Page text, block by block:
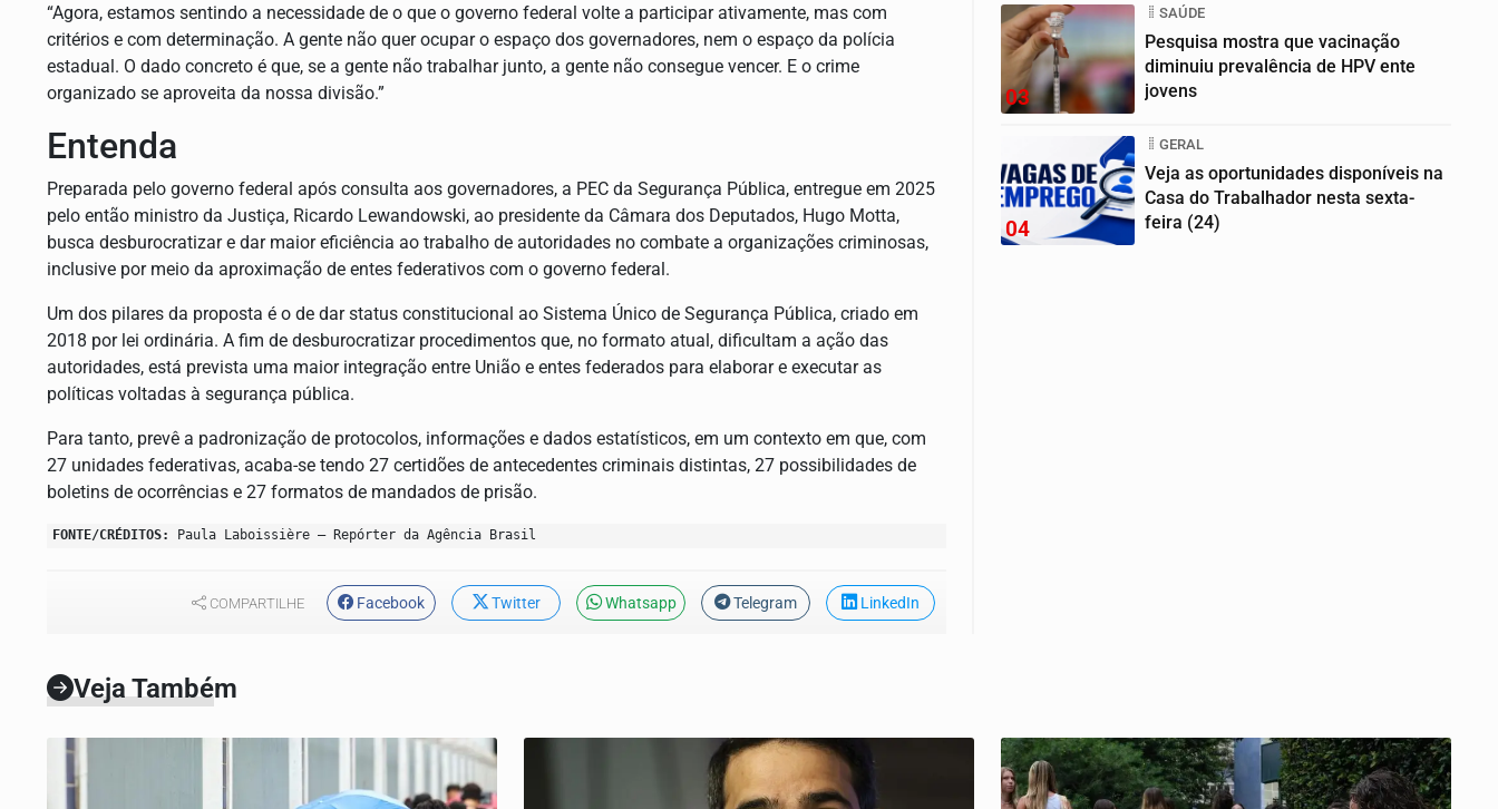
“Agora, estamos sentindo a necessidade de o que o governo federal volte a participar ativamente, mas com
critérios e com determinação. A gente não quer ocupar o espaço dos governadores, nem o espaço da polícia
estadual. O dado concreto é que, se a gente não trabalhar junto, a gente não consegue vencer. E o crime
organizado se aproveita da nossa divisão.”
Entenda
Preparada pelo governo federal após consulta aos governadores, a PEC da Segurança Pública, entregue em 2025
pelo então ministro da Justiça, Ricardo Lewandowski, ao presidente da Câmara dos Deputados, Hugo Motta,
busca desburocratizar e dar maior eficiência ao trabalho de autoridades no combate a organizações criminosas,
inclusive por meio da aproximação de entes federativos com o governo federal.
Um dos pilares da proposta é o de dar status constitucional ao Sistema Único de Segurança Pública, criado em
2018 por lei ordinária. A fim de desburocratizar procedimentos que, no formato atual, dificultam a ação das
autoridades, está prevista uma maior integração entre União e entes federados para elaborar e executar as
políticas voltadas à segurança pública.
Para tanto, prevê a padronização de protocolos, informações e dados estatísticos, em um contexto em que, com
27 unidades federativas, acaba-se tendo 27 certidões de antecedentes criminais distintas, 27 possibilidades de
boletins de ocorrências e 27 formatos de mandados de prisão.
FONTE/CRÉDITOS: Paula Laboissière – Repórter da Agência Brasil
COMPARTILHE Facebook Twitter Whatsapp Telegram LinkedIn
03
SAÚDE
Pesquisa mostra que vacinação
diminuiu prevalência de HPV ente
jovens
04
GERAL
Veja as oportunidades disponíveis na
Casa do Trabalhador nesta sexta-
feira (24)
Veja Também